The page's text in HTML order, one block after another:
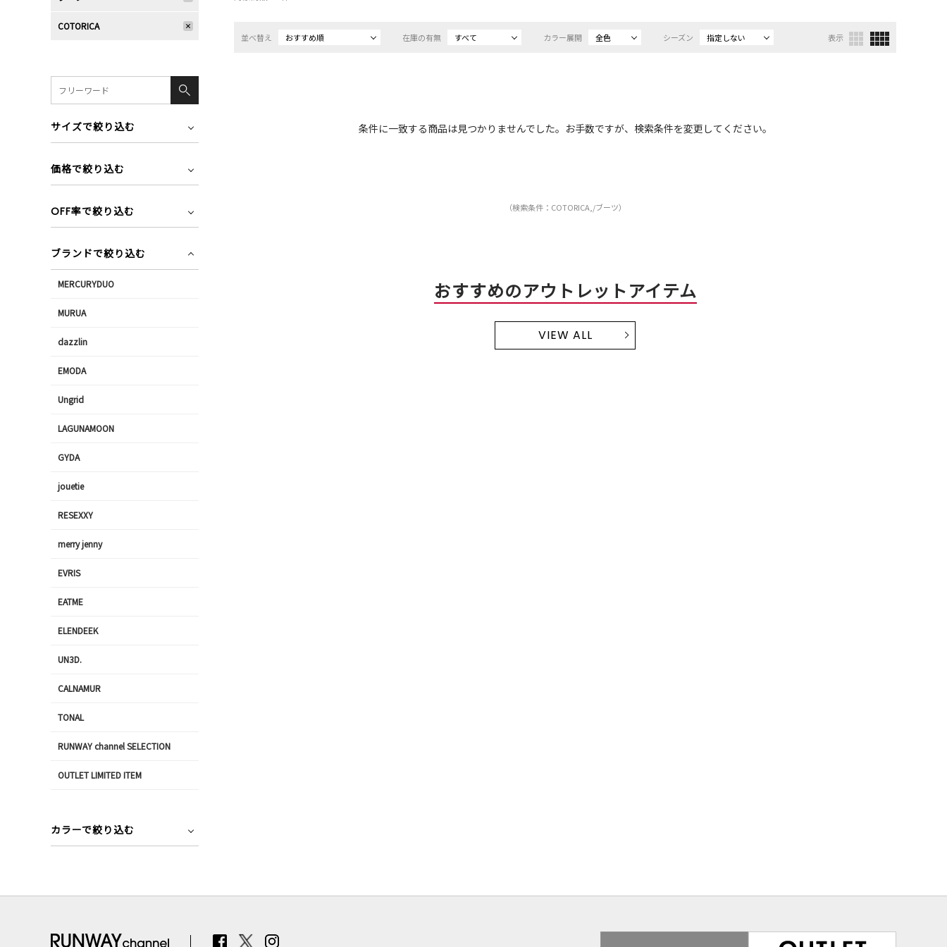
並べ替え おすすめ順 在庫の有無 すべて カラー展開 全色 シーズン 指定しない 表示
条件に一致する商品は見つかりませんでした。お手数ですが、検索条件を変更してください。
（検索条件：COTORICA,/ブーツ）
おすすめのアウトレットアイテム
VIEW ALL
COTORICA
サイズで絞り込む
価格で絞り込む
OFF率で絞り込む
ブランドで絞り込む
MERCURYDUO
MURUA
dazzlin
EMODA
Ungrid
LAGUNAMOON
GYDA
jouetie
RESEXXY
merry jenny
EVRIS
EATME
ELENDEEK
UN3D.
CALNAMUR
TONAL
RUNWAY channel SELECTION
OUTLET LIMITED ITEM
カラーで絞り込む